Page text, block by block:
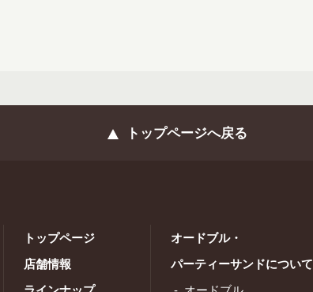
トップページへ戻る
トップページ
店舗情報
オードブル・
パーティーサンドについて